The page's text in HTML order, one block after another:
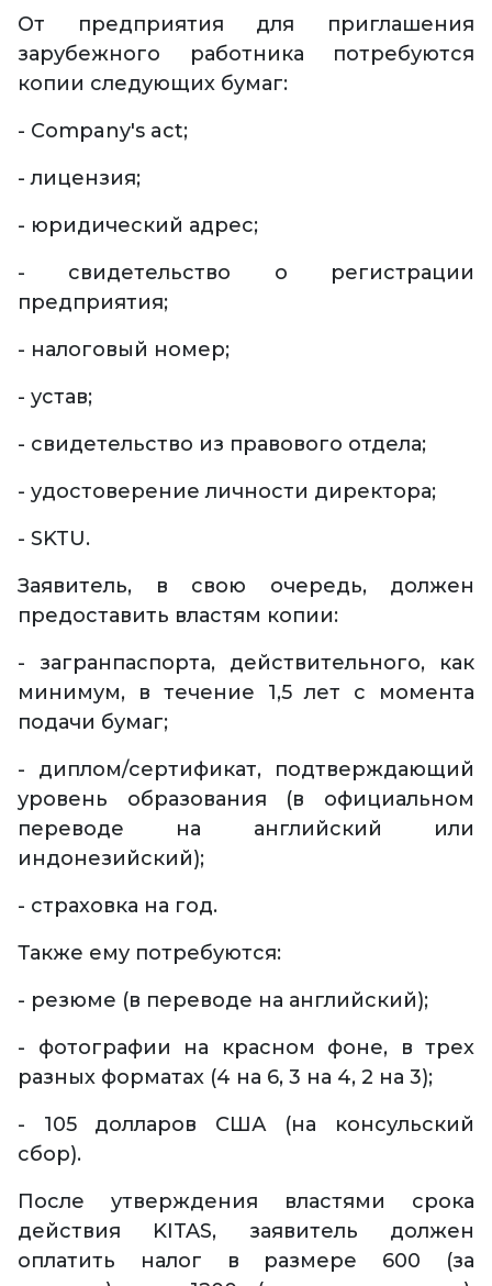
От предприятия для приглашения
зарубежного работника потребуются
копии следующих бумаг:
- Company's act;
- лицензия;
- юридический адрес;
- свидетельство о регистрации
предприятия;
- налоговый номер;
- устав;
- свидетельство из правового отдела;
- удостоверение личности директора;
- SKTU.
Заявитель, в свою очередь, должен
предоставить властям копии:
- загранпаспорта, действительного, как
минимум, в течение 1,5 лет с момента
подачи бумаг;
- диплом/сертификат, подтверждающий
уровень образования (в официальном
переводе на английский или
индонезийский);
- страховка на год.
Также ему потребуются:
- резюме (в переводе на английский);
- фотографии на красном фоне, в трех
разных форматах (4 на 6, 3 на 4, 2 на 3);
- 105 долларов США (на консульский
сбор).
После утверждения властями срока
действия KITAS, заявитель должен
оплатить налог в размере 600 (за